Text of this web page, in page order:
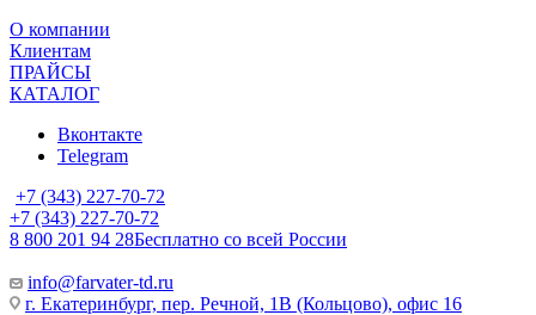
О компании
Клиентам
ПРАЙСЫ
КАТАЛОГ
Вконтакте
Telegram
+7 (343) 227-70-72
+7 (343) 227-70-72
8 800 201 94 28Бесплатно со всей России
info@farvater-td.ru
г. Екатеринбург, пер. Речной, 1В (Кольцово), офис 16